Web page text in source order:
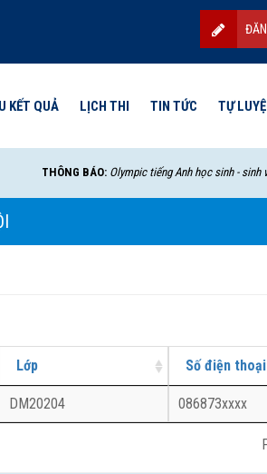
THÔNG BÁO: Olympic tiếng Anh học sinh - sinh
KẾT QUẢ LỊCH THI TIN TỨC TỰ
Lớp Số điện thoại
DM20204 086873xxxx